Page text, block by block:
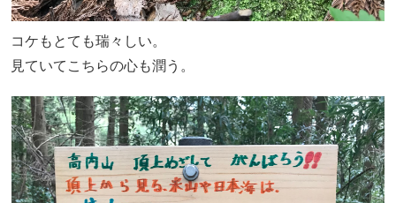
コケもとても瑞々しい。
見ていてこちらの心も潤う。